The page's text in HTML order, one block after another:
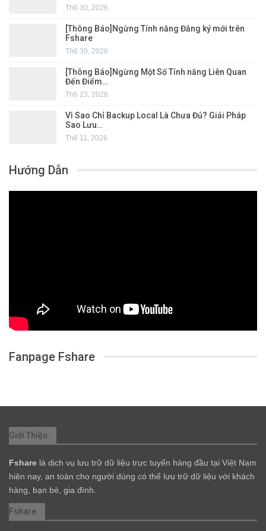
Th6 30, 2026
[Thông Báo]Ngừng Tính năng Đăng ký mới trên
Fshare
Th6 30, 2026
[Thông Báo]Ngừng Một Số Tính năng Liên Quan
Đến Điểm…
Th6 23, 2026
Vì Sao Chỉ Backup Local Là Chưa Đủ? Giải Pháp
Sao Lưu…
Th6 11, 2026
Hướng Dẫn
Fanpage Fshare
Giới Thiệu
Fshare là dịch vụ lưu trữ dữ liệu trực tuyến hàng đầu tại Việt Nam
hiện nay, an toàn cho người dùng có thể lưu trữ dữ liệu với khách
hàng, bạn bè, gia đình.
Fshare